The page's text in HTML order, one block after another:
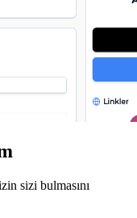
sizi bulmasını